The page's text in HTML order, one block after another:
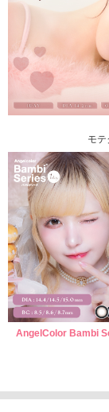
モ
AngelColor Bambi